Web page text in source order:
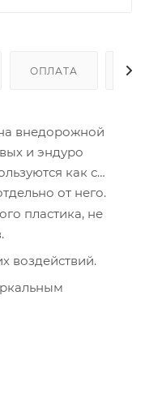
ОПЛАТА
внедорожной
и эндуро
как с
от него.
пластика, не
воздействий.